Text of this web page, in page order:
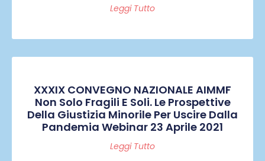
Leggi Tutto
XXXIX CONVEGNO NAZIONALE AIMMF
Non Solo Fragili E Soli. Le Prospettive
Della Giustizia Minorile Per Uscire Dalla
Pandemia Webinar 23 Aprile 2021
Leggi Tutto